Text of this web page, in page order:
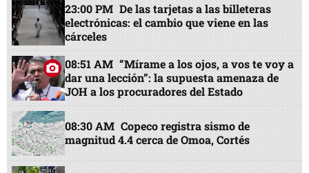
23:00 PM De las tarjetas a las billeteras
electrónicas: el cambio que viene en las
cárceles
08:51 AM “Mírame a los ojos, a vos te voy a
dar una lección”: la supuesta amenaza de
JOH a los procuradores del Estado
08:30 AM Copeco registra sismo de
magnitud 4.4 cerca de Omoa, Cortés